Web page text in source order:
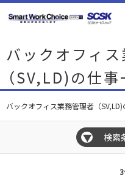
バックオフィ
（SV,LD)の仕事
バックオフィス業務管理者（
▼ 検索
3